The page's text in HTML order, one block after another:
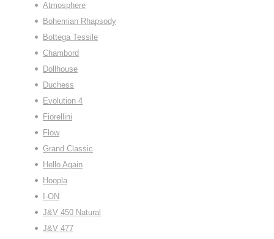
Atmosphere
Bohemian Rhapsody
Bottega Tessile
Chambord
Dollhouse
Duchess
Evolution 4
Fiorellini
Flow
Grand Classic
Hello Again
Hoopla
I-ON
J&V 450 Natural
J&V 477